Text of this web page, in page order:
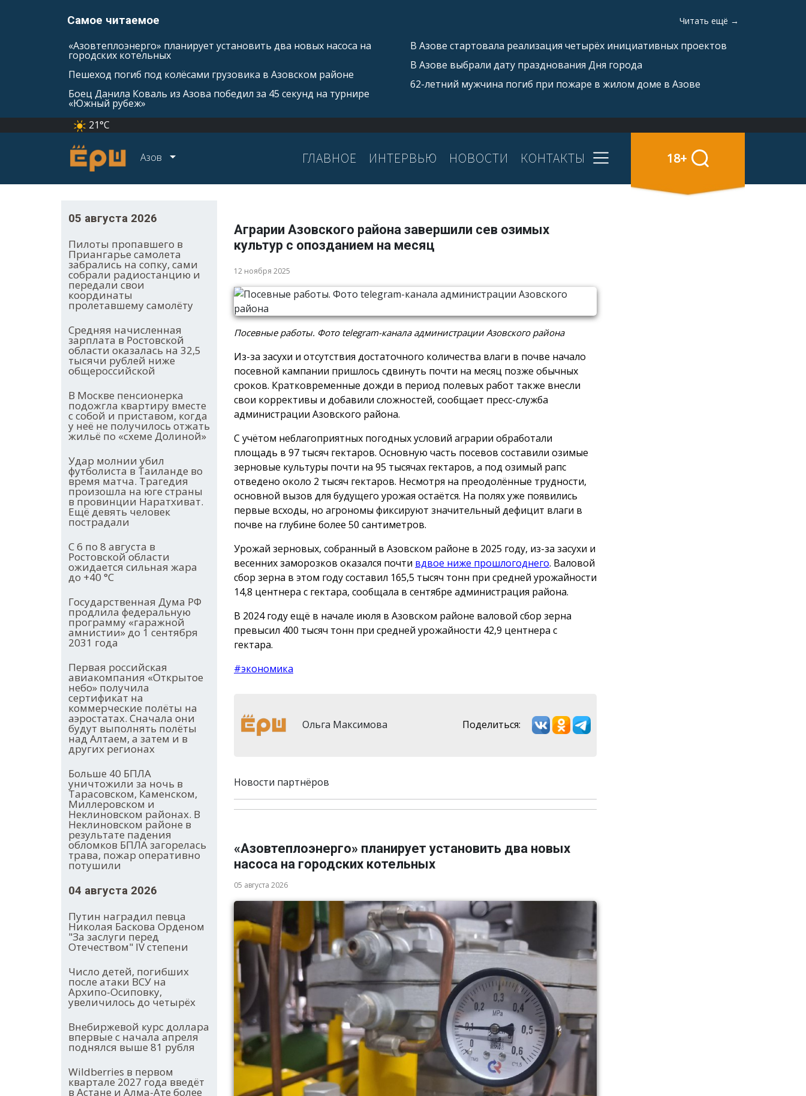
Самое читаемое Читать ещё →
«Азовтеплоэнерго» планирует установить два новых насоса на
городских котельных
Пешеход погиб под колёсами грузовика в Азовском районе
Боец Данила Коваль из Азова победил за 45 секунд на турнире
«Южный рубеж»
В Азове стартовала реализация четырёх инициативных проектов
В Азове выбрали дату празднования Дня города
62-летний мужчина погиб при пожаре в жилом доме в Азове
21°C
Азов ГЛАВНОЕ ИНТЕРВЬЮ НОВОСТИ КОНТАКТЫ 18+
05 августа 2026
Пилоты пропавшего в
Приангарье самолета
забрались на сопку, сами
собрали радиостанцию и
передали свои
координаты
пролетавшему самолёту
Средняя начисленная
зарплата в Ростовской
области оказалась на 32,5
тысячи рублей ниже
общероссийской
В Москве пенсионерка
подожгла квартиру вместе
с собой и приставом, когда
у неё не получилось отжать
жильё по «схеме Долиной»
Удар молнии убил
футболиста в Таиланде во
время матча. Трагедия
произошла на юге страны
в провинции Наратхиват.
Ещё девять человек
пострадали
С 6 по 8 августа в
Ростовской области
ожидается сильная жара
до +40 °С
Государственная Дума РФ
продлила федеральную
программу «гаражной
амнистии» до 1 сентября
2031 года
Первая российская
авиакомпания «Открытое
небо» получила
сертификат на
коммерческие полёты на
аэростатах. Сначала они
будут выполнять полёты
над Алтаем, а затем и в
других регионах
Больше 40 БПЛА
уничтожили за ночь в
Тарасовском, Каменском,
Миллеровском и
Неклиновском районах. В
Неклиновском районе в
результате падения
обломков БПЛА загорелась
трава, пожар оперативно
потушили
04 августа 2026
Путин наградил певца
Николая Баскова Орденом
"За заслуги перед
Отечеством" IV степени
Число детей, погибших
после атаки ВСУ на
Архипо-Осиповку,
увеличилось до четырёх
Внебиржевой курс доллара
впервые с начала апреля
поднялся выше 81 рубля
Wildberries в первом
квартале 2027 года введёт
в Астане и Алма-Ате более
Аграрии Азовского района завершили сев озимых
культур с опозданием на месяц
12 ноября 2025
Посевные работы. Фото telegram-канала администрации Азовского района
Из-за засухи и отсутствия достаточного количества влаги в почве начало
посевной кампании пришлось сдвинуть почти на месяц позже обычных
сроков. Кратковременные дожди в период полевых работ также внесли
свои коррективы и добавили сложностей, сообщает пресс-служба
администрации Азовского района.
С учётом неблагоприятных погодных условий аграрии обработали
площадь в 97 тысяч гектаров. Основную часть посевов составили озимые
зерновые культуры почти на 95 тысячах гектаров, а под озимый рапс
отведено около 2 тысяч гектаров. Несмотря на преодолённые трудности,
основной вызов для будущего урожая остаётся. На полях уже появились
первые всходы, но агрономы фиксируют значительный дефицит влаги в
почве на глубине более 50 сантиметров.
Урожай зерновых, собранный в Азовском районе в 2025 году, из-за засухи и
весенних заморозков оказался почти вдвое ниже прошлогоднего. Валовой
сбор зерна в этом году составил 165,5 тысяч тонн при средней урожайности
14,8 центнера с гектара, сообщала в сентябре администрация района.
В 2024 году ещё в начале июля в Азовском районе валовой сбор зерна
превысил 400 тысяч тонн при средней урожайности 42,9 центнера с
гектара.
#экономика
Ольга Максимова Поделиться:
Новости партнёров
«Азовтеплоэнерго» планирует установить два новых
насоса на городских котельных
05 августа 2026